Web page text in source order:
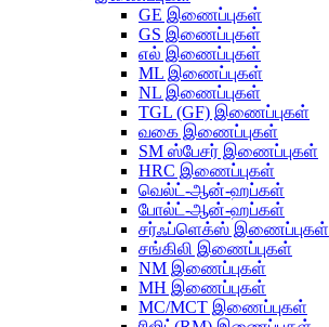
GE இணைப்புகள்
GS இணைப்புகள்
எல் இணைப்புகள்
ML இணைப்புகள்
NL இணைப்புகள்
TGL (GF) இணைப்புகள்
வகை இணைப்புகள்
SM ஸ்பேசர் இணைப்புகள்
HRC இணைப்புகள்
வெல்ட்-ஆன்-ஹப்கள்
போல்ட்-ஆன்-ஹப்கள்
சர்ஃப்ளெக்ஸ் இணைப்புகள்
சங்கிலி இணைப்புகள்
NM இணைப்புகள்
MH இணைப்புகள்
MC/MCT இணைப்புகள்